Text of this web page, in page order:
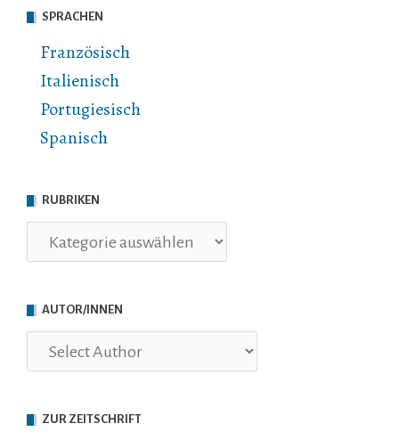
SPRACHEN
Französisch
Italienisch
Portugiesisch
Spanisch
RUBRIKEN
Rubriken
AUTOR/INNEN
ZUR ZEITSCHRIFT